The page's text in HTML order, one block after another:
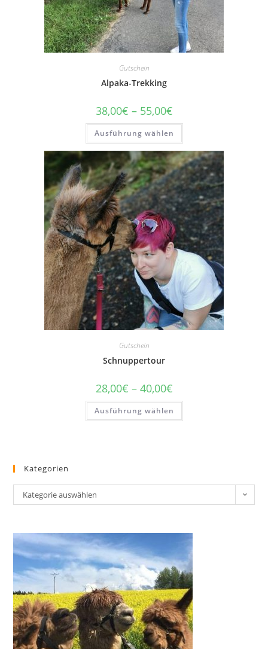
Gutschein
Alpaka-Trekking
38,00€ – 55,00€
Ausführung wählen
Gutschein
Schnuppertour
28,00€ – 40,00€
Ausführung wählen
Kategorien
Kategorie auswählen